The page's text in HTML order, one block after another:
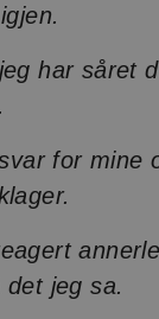
har såret
for mine
jeg sa.